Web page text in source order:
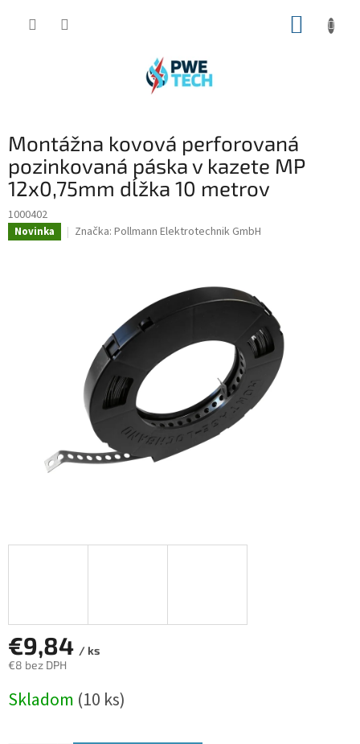
Montážna kovová perforovaná
pozinkovaná páska v kazete MP
12x0,75mm dĺžka 10 metrov
1000402
Novinka Značka: Pollmann Elektrotechnik GmbH
€9,84 / ks
€8 bez DPH
cena:
Skladom (10 ks)